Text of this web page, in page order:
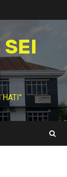
HATI"